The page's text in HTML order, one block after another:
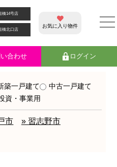
橋14号店
橋北口店
お気に入り物件
合わせ ログイン
築一戸建て
中古一戸建て
資・事業用
市
» 習志野市